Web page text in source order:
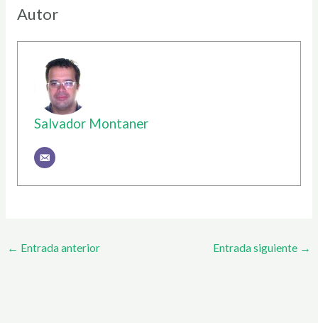
Autor
Salvador Montaner
← Entrada anterior Entrada siguiente →